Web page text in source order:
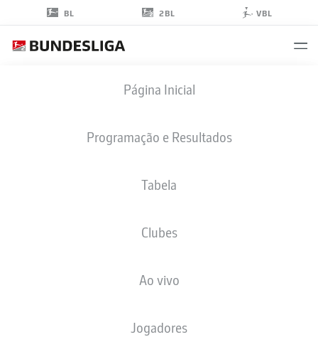
BL 2BL VBL
Página Inicial
Programação e Resultados
Tabela
Clubes
Ao vivo
Jogadores